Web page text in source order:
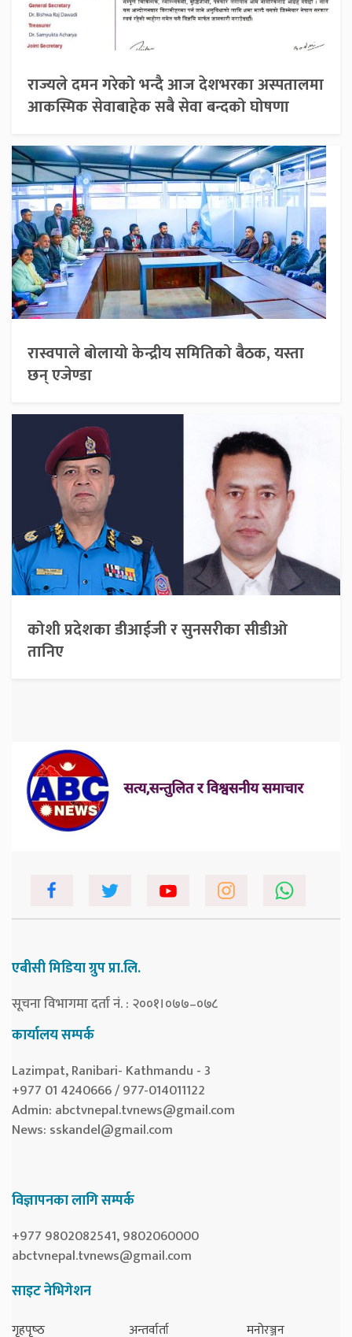
राज्यले दमन गरेको भन्दै आज देशभरका अस्पतालमा
आकस्मिक सेवाबाहेक सबै सेवा बन्दको घोषणा
रास्वपाले बोलायो केन्द्रीय समितिको बैठक, यस्ता
छन् एजेण्डा
कोशी प्रदेशका डीआईजी र सुनसरीका सीडीओ
तानिए
एबीसी मिडिया ग्रुप प्रा.लि.
सूचना विभागमा दर्ता नं. : २००१।०७७–०७८
कार्यालय सम्पर्क
Lazimpat, Ranibari- Kathmandu - 3
+977 01 4240666 / 977-014011122
Admin: abctvnepal.tvnews@gmail.com
News: sskandel@gmail.com
विज्ञापनका लागि सम्पर्क
+977 9802082541, 9802060000
abctvnepal.tvnews@gmail.com
साइट नेभिगेशन
गृहपृष्‍ठ अन्तर्वार्ता मनोरञ्जन